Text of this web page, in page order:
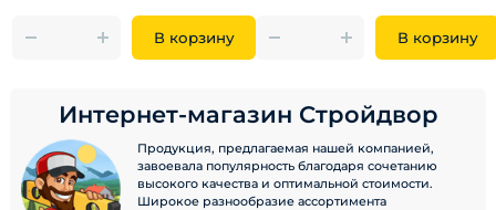
В корзину В корзину
Интернет-магазин Стройдвор
Продукция, предлагаемая нашей компанией,
завоевала популярность благодаря сочетанию
высокого качества и оптимальной стоимости.
Широкое разнообразие ассортимента